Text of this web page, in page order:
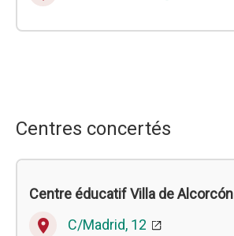
Centres concertés
Centre éducatif Villa de Alcorcón
place C/Madrid, 12